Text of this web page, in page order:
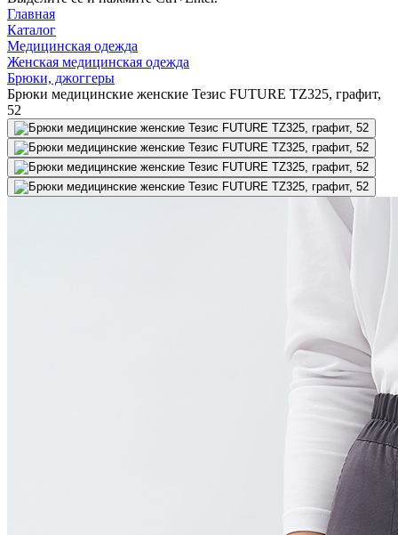
Главная
Каталог
Медицинская одежда
Женская медицинская одежда
Брюки, джоггеры
Брюки медицинские женские Тезис FUTURE TZ325, графит,
52